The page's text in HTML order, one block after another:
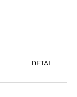
DETAIL